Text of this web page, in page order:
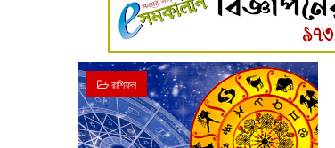
রাশিফল